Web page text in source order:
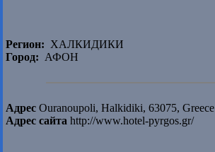
Регион: ХАЛКИДИКИ
Город: АФОН
Адрес Ouranoupoli, Halkidiki, 63075, Greece
Адрес сайта http://www.hotel-pyrgos.gr/